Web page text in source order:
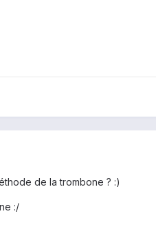
de la trombone ? :)
:/